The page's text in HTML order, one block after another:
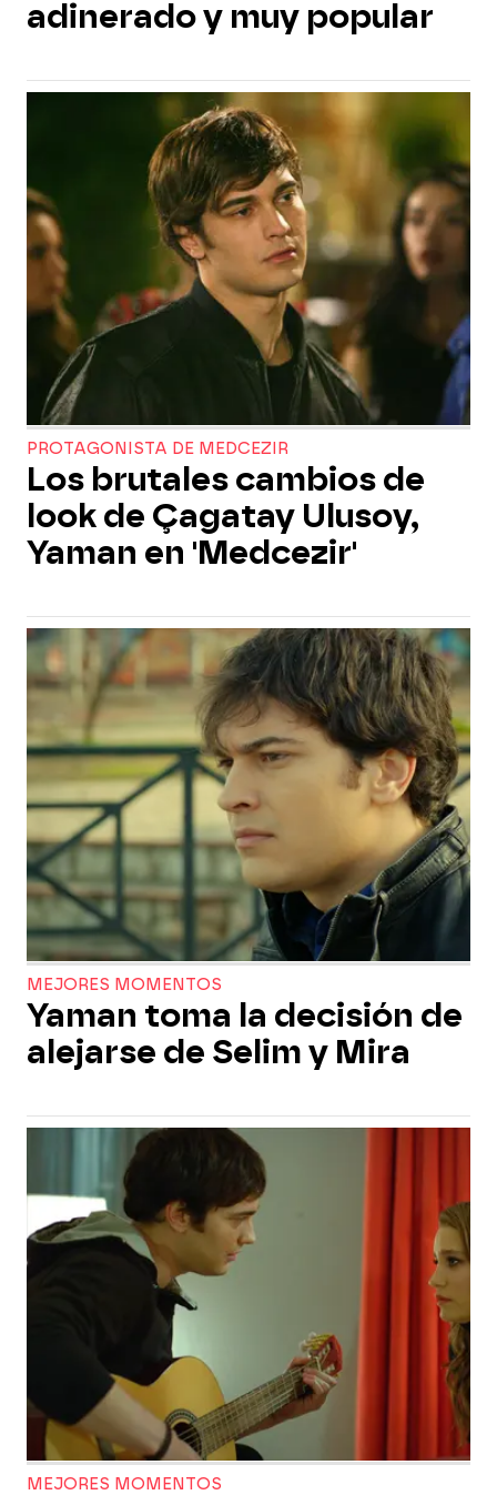
adinerado y muy popular
PROTAGONISTA DE MEDCEZIR
Los brutales cambios de
look de Çagatay Ulusoy,
Yaman en 'Medcezir'
MEJORES MOMENTOS
Yaman toma la decisión de
alejarse de Selim y Mira
MEJORES MOMENTOS